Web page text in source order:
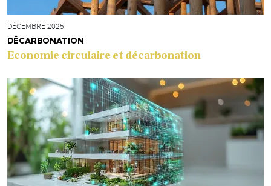
DÉCEMBRE 2025
DÉCARBONATION
Economie circulaire et décarbonation